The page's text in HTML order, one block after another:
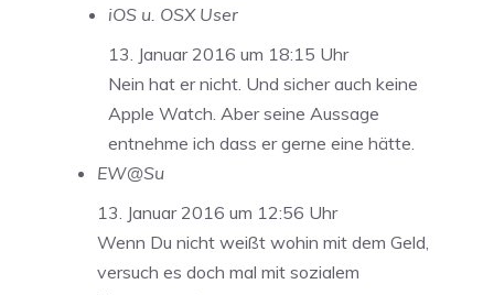
iOS u. OSX User
13. Januar 2016 um 18:15 Uhr
Nein hat er nicht. Und sicher auch keine
Apple Watch. Aber seine Aussage
entnehme ich dass er gerne eine hätte.
EW@Su
13. Januar 2016 um 12:56 Uhr
Wenn Du nicht weißt wohin mit dem Geld,
versuch es doch mal mit sozialem